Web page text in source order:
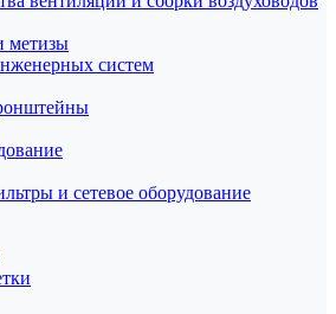
метизы
систем
и сетевое оборудование